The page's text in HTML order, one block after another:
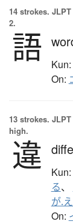
14 strokes.
2.
語 Kun:
On:
13 strokes.
high.
違 Kun:
る、
が.
On: